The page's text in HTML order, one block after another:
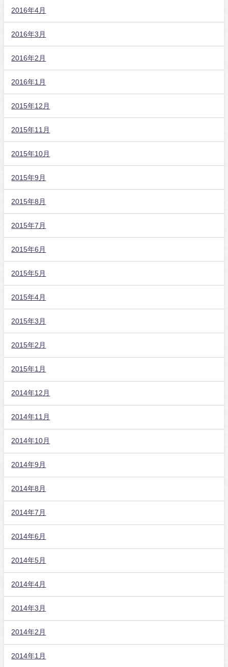
2016年4月
2016年3月
2016年2月
2016年1月
2015年12月
2015年11月
2015年10月
2015年9月
2015年8月
2015年7月
2015年6月
2015年5月
2015年4月
2015年3月
2015年2月
2015年1月
2014年12月
2014年11月
2014年10月
2014年9月
2014年8月
2014年7月
2014年6月
2014年5月
2014年4月
2014年3月
2014年2月
2014年1月